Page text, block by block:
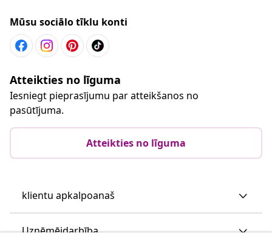
Mūsu sociālo tīklu konti
Atteikties no līguma
Iesniegt pieprasījumu par atteikšanos no
pasūtījuma.
Atteikties no līguma
klientu apkalpoanaš
Uzņēmējdarbība